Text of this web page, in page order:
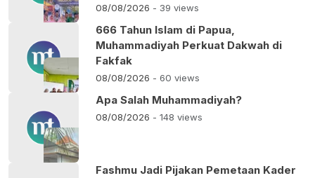
08/08/2026 - 39 views
666 Tahun Islam di Papua,
Muhammadiyah Perkuat Dakwah di
Fakfak
08/08/2026 - 60 views
Apa Salah Muhammadiyah?
08/08/2026 - 148 views
Fashmu Jadi Pijakan Pemetaan Kader